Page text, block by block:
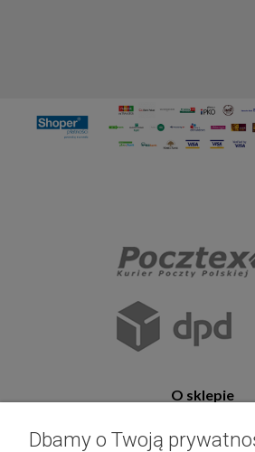
O sklepie
Dbamy o Twoją